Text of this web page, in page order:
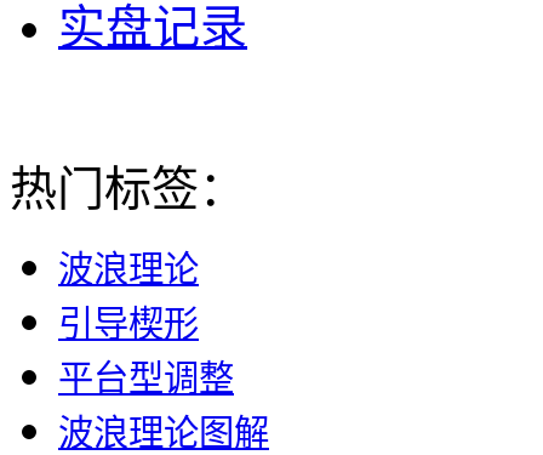
实盘记录
热门标签：
波浪理论
引导楔形
平台型调整
波浪理论图解